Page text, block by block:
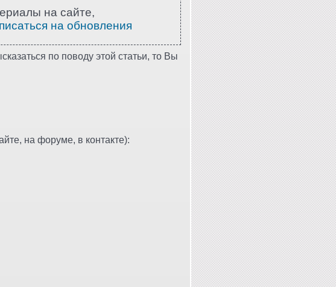
на сайте,
на обновления
по поводу этой статьи, то Вы
на форуме, в контакте):